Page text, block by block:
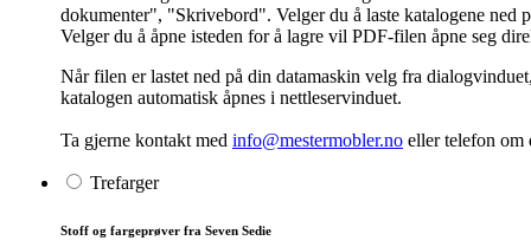
dokumenter", "Skrivebord". Velger du å laste katalogene ned
Velger du å åpne isteden for å lagre vil PDF-filen åpne seg
Når filen er lastet ned på din datamaskin velg fra
katalogen automatisk åpnes i nettleservinduet.
Ta gjerne kontakt med info@mestermobler.no eller telefon om
Trefarger
Stoff og fargeprøver fra Seven Sedie